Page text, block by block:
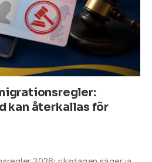
kan återkallas för